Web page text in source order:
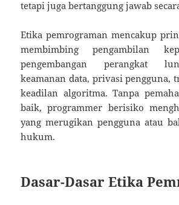
tetapi juga bertanggung jawab
Etika pemrograman mencakup
membimbing pengambilan
pengembangan perangkat
keamanan data, privasi pengguna,
keadilan algoritma. Tanpa
baik, programmer berisiko
yang merugikan pengguna atau
hukum.
Dasar-Dasar Etika